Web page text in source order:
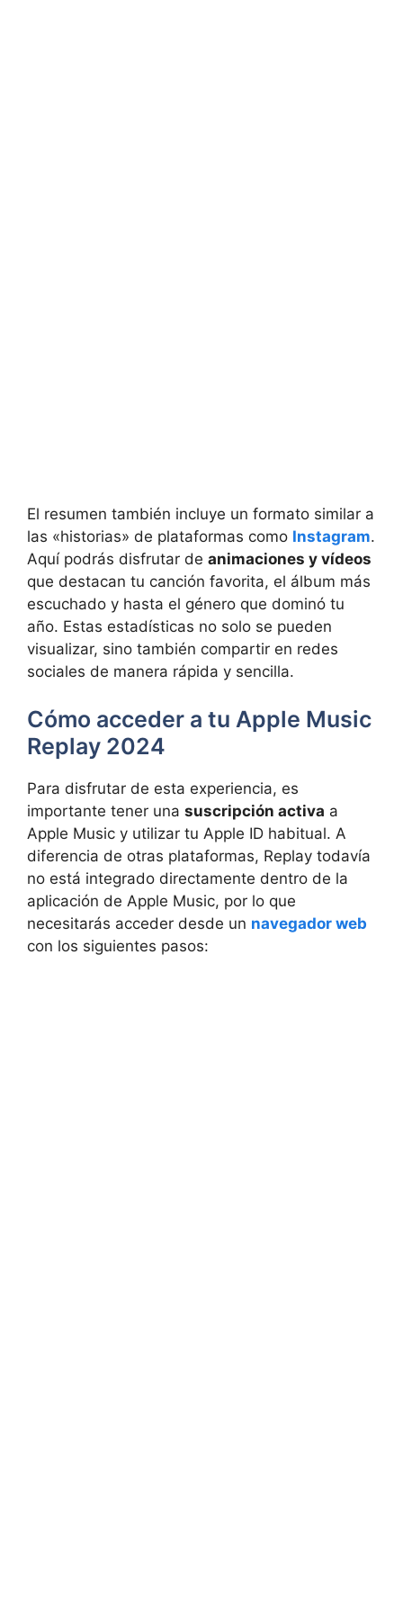
El resumen también incluye un formato similar a
las «historias» de plataformas como Instagram.
Aquí podrás disfrutar de animaciones y vídeos
que destacan tu canción favorita, el álbum más
escuchado y hasta el género que dominó tu
año. Estas estadísticas no solo se pueden
visualizar, sino también compartir en redes
sociales de manera rápida y sencilla.
Cómo acceder a tu Apple Music
Replay 2024
Para disfrutar de esta experiencia, es
importante tener una suscripción activa a
Apple Music y utilizar tu Apple ID habitual. A
diferencia de otras plataformas, Replay todavía
no está integrado directamente dentro de la
aplicación de Apple Music, por lo que
necesitarás acceder desde un navegador web
con los siguientes pasos: